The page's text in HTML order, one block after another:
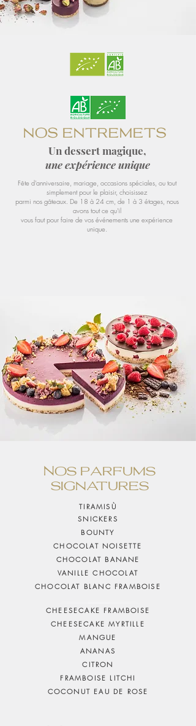
NOS ENTREMETS
Un dessert magique,
une expérience unique
Fête d'anniversaire, mariage, occasions spéciales, ou tout
simplement pour le plaisir, choisissez
parmi nos gâteaux. De 18 à 24 cm, de 1 à 3 étages, nous
avons tout ce qu'il
vous faut pour faire de vos événements une expérience
unique.
Nos parfums
signatures
TIRAMISÙ
SNICKERS
BOUNTY
CHOCOLAT NOISETTE
CHOCOLAT BANANE
VANILLE CHOCOLAT
CHOCOLAT BLANC FRAMBOISE
CHEESECAKE FRAMBOISE
CHEESECAKE MYRTILLE
MANGUE
ANANAS
CITRON
FRAMBOISE LITCHI
COCONUT EAU DE ROSE